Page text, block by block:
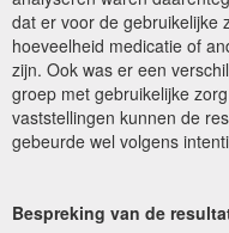
dat er voor de gebruikelijke
hoeveelheid medicatie of
zijn. Ook was er een
groep met gebruikelijke
vaststellingen kunnen de
gebeurde wel volgens
Bespreking van de